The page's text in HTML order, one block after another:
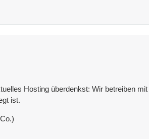
Hosting überdenkst: Wir betreiben
ist.